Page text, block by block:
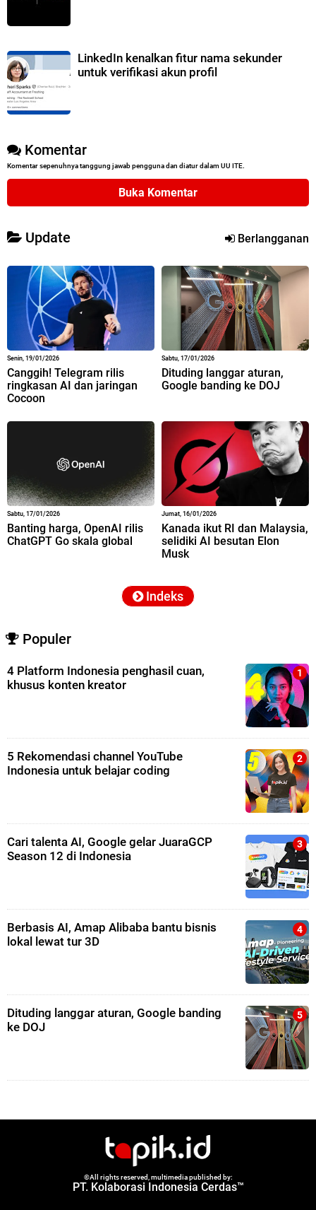
LinkedIn kenalkan fitur nama sekunder
untuk verifikasi akun profil
Komentar
Komentar sepenuhnya tanggung jawab pengguna dan diatur dalam UU ITE.
Buka Komentar
Update Berlangganan
Senin, 19/01/2026
Canggih! Telegram rilis
ringkasan AI dan jaringan
Cocoon
Sabtu, 17/01/2026
Dituding langgar aturan,
Google banding ke DOJ
Sabtu, 17/01/2026
Banting harga, OpenAI rilis
ChatGPT Go skala global
Jumat, 16/01/2026
Kanada ikut RI dan Malaysia,
selidiki AI besutan Elon
Musk
Indeks
Populer
4 Platform Indonesia penghasil cuan,
khusus konten kreator
5 Rekomendasi channel YouTube
Indonesia untuk belajar coding
Cari talenta AI, Google gelar JuaraGCP
Season 12 di Indonesia
Berbasis AI, Amap Alibaba bantu bisnis
lokal lewat tur 3D
Dituding langgar aturan, Google banding
ke DOJ
©All rights reserved, multimedia published by:
PT. Kolaborasi Indonesia Cerdas™